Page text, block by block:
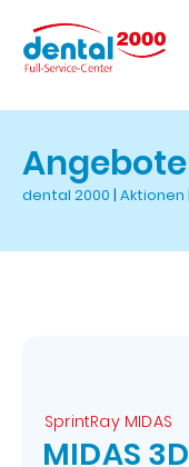
Angebote
dental 2000 | Aktionen |
SprintRay MIDAS
MIDAS